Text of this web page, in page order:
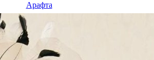
Арафта